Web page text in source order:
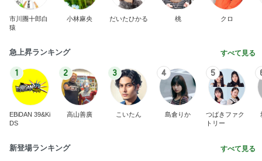
市川團十郎白
猿
小林麻央 だいたひかる 桃 クロ
急上昇ランキング すべて見る
1
EBiDAN 39&Ki
DS
2
高山善廣
3
こいたん
4
島倉りか
5
つばきファク
トリー
新登場ランキング すべて見る